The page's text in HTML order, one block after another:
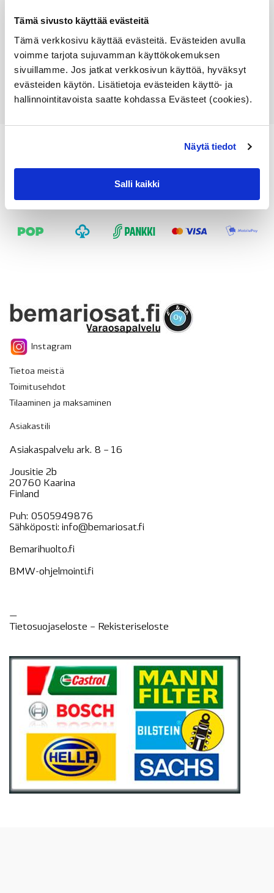
Tämä sivusto käyttää evästeitä
Tämä verkkosivu käyttää evästeitä. Evästeiden avulla
voimme tarjota sujuvamman käyttökokemuksen
sivuillamme. Jos jatkat verkkosivun käyttöä, hyväksyt
evästeiden käytön. Lisätietoja evästeiden käyttö- ja
hallinnointitavoista saatte kohdassa Evästeet (cookies).
Näytä tiedot
Salli kaikki
Lisää ostoskoriin
Katso osan tiedot
Instagram
Tietoa meistä
Toimitusehdot
Tilaaminen ja maksaminen
Asiakastili
Asiakaspalvelu ark. 8 – 16
Jousitie 2b
20760 Kaarina
Finland
Puh: 0505949876
Sähköposti: info@bemariosat.fi
Bemarihuolto.fi
BMW-ohjelmointi.fi
—
Tietosuojaseloste – Rekisteriseloste